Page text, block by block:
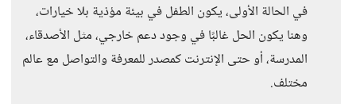
في الحالة الأولى، يكون الطفل في بيئة مؤذية بلا خيارات،
وهنا يكون الحل غالبًا في وجود دعم خارجي، مثل الأصدقاء،
المدرسة، أو حتى الإنترنت كمصدر للمعرفة والتواصل مع عالم
مختلف.